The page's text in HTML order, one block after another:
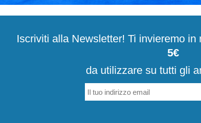
Iscriviti alla Newsletter! Ti invieremo
5€
da utilizzare su tutti gli